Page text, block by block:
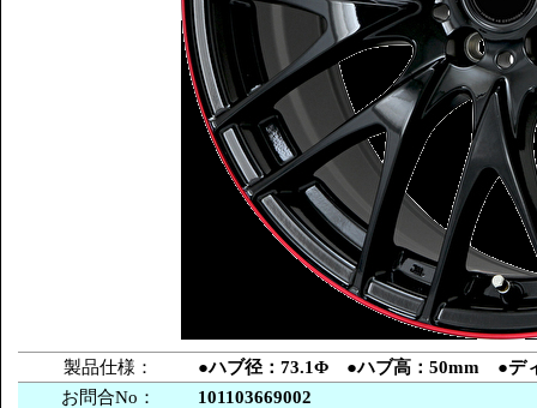
製品仕様：
●ハブ径：73.1Φ ●ハブ高：50mm ●デ
お問合No：
101103669002